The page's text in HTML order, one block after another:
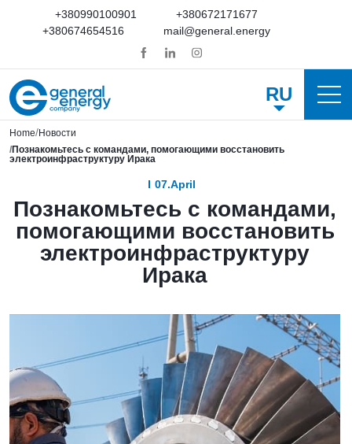
+380990100901
+380672171677
+380674654516
mail@general.energy
RU
Home Новости
Познакомьтесь с командами, помогающими восстановить
электроинфраструктуру Ирака
07.April
Познакомьтесь с командами,
помогающими восстановить
электроинфраструктуру
Ирака